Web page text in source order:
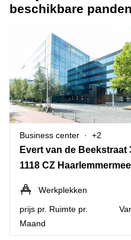
Business
Flexplekken
Coworking
Spaces
Vergaderruimten
Virtueel
Kantoor
Bedrijfsruimte
Amsterdam
Westpoort
Bergen
op
Zoom
Amersfoort
Breda
Hengelo
Hilversum
Hoofddorp
Deventer
in Breda
Bergen
op
Zoom
Kantoor
huren
Tiel
Kantoor
huren
Reeuwijk
Business
Arnhem
Huurprijs
Log in
beschikbare
Business center +2
Evert van de Beekstraat
1118 CZ
Werkplekken
prijs pr. Ruimte pr.
Maand